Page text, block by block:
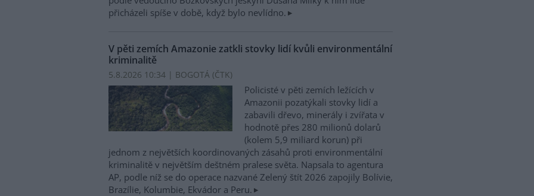
přicházeli spíše v době, když bylo nevlídno.
V pěti zemích Amazonie zatkli stovky lidí kvůli environmentální
kriminalitě
5.8.2026 10:34 | BOGOTÁ (ČTK)
Policisté v pěti zemích ležících v
Amazonii pozatýkali stovky lidí a
zabavili dřevo, minerály i zvířata v
hodnotě přes 280 milionů dolarů
(kolem 5,9 miliard korun) při
jednom z největších koordinovaných zásahů proti environmentální
kriminalitě v největším deštném pralese světa. Napsala to agentura
AP, podle níž se do operace nazvané Zelený štít 2026 zapojily Bolívie,
Brazílie, Kolumbie, Ekvádor a Peru.